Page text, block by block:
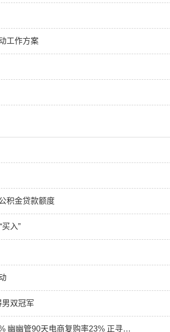
工作方案
积金贷款额度
入”
双冠军
港股异动｜诺辉健康(06606)早盘持续走高涨超5% 幽幽管90天电商复购率23% 正寻求与更多电商平台合作